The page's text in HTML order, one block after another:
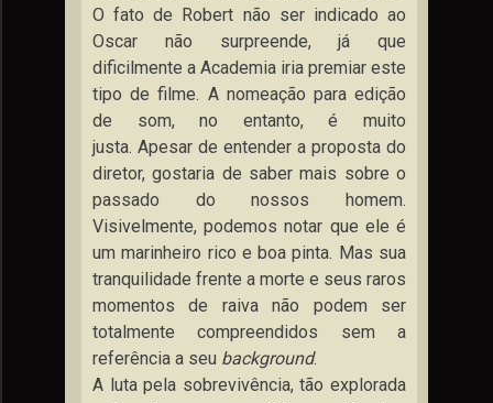
O fato de Robert não ser indicado ao
Oscar não surpreende, já que
dificilmente a Academia iria premiar este
tipo de filme. A nomeação para edição
de som, no entanto, é muito
justa. Apesar de entender a proposta do
diretor, gostaria de saber mais sobre o
passado do nossos homem.
Visivelmente, podemos notar que ele é
um marinheiro rico e boa pinta. Mas sua
tranquilidade frente a morte e seus raros
momentos de raiva não podem ser
totalmente compreendidos sem a
referência a seu background.
A luta pela sobrevivência, tão explorada